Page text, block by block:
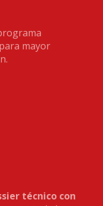
mayor
técnico con